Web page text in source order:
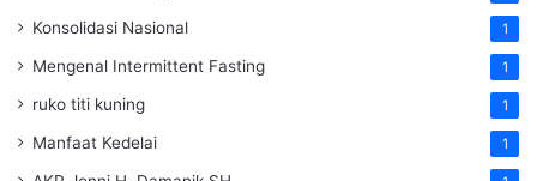
Konsolidasi Nasional 1
Mengenal Intermittent Fasting 1
ruko titi kuning 1
Manfaat Kedelai 1